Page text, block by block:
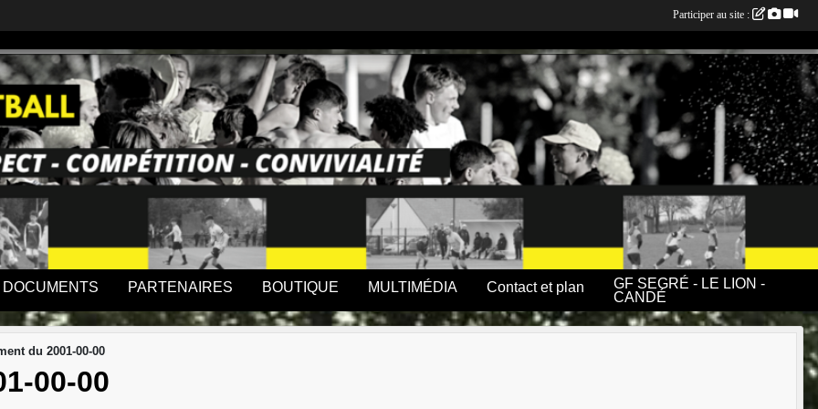
DOCUMENTS PARTENAIRES BOUTIQUE MULTIMÉDIA Contact et plan
GF SEGRÉ - LE LION -
CANDÉ
du 2001-00-00
00-00
Participer au site :